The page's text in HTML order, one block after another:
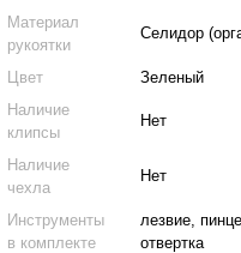
Материал
рукоятки
Селидор
Цвет
Зеленый
Наличие
клипсы
Нет
Наличие
чехла
Нет
Инструменты
в комплекте
лезвие,
отвертка